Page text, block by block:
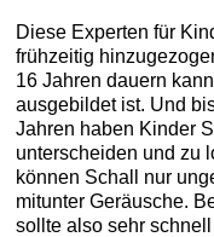
Diese Experten für
frühzeitig
16 Jahren dauern
ausgebildet ist. Und
Jahren haben Kinder
unterscheiden und zu
können Schall nur
mitunter Geräusche.
sollte also sehr